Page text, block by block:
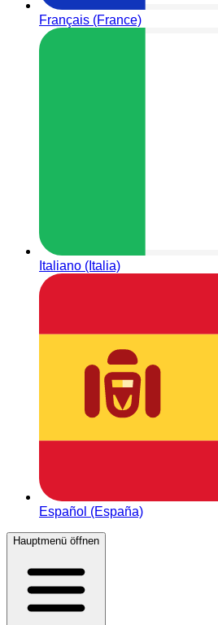
Français (France)
Italiano (Italia)
Español (España)
Hauptmenü öffnen